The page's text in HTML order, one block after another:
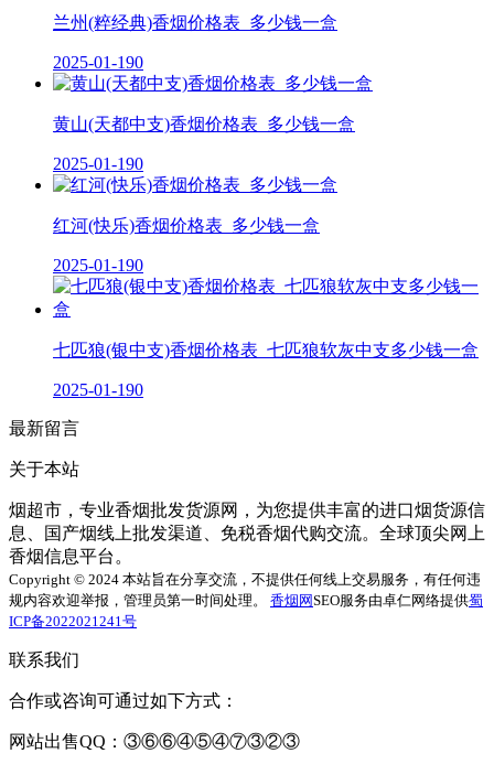
兰州(粹经典)香烟价格表_多少钱一盒
2025-01-190
黄山(天都中支)香烟价格表_多少钱一盒
2025-01-190
红河(快乐)香烟价格表_多少钱一盒
2025-01-190
七匹狼(银中支)香烟价格表_七匹狼软灰中支多少钱一盒
2025-01-190
最新留言
关于本站
烟超市，专业香烟批发货源网，为您提供丰富的进口烟货源信
息、国产烟线上批发渠道、免税香烟代购交流。全球顶尖网上
香烟信息平台。
Copyright © 2024 本站旨在分享交流，不提供任何线上交易服务，有任何违
规内容欢迎举报，管理员第一时间处理。 香烟网SEO服务由卓仁网络提供蜀
ICP备2022021241号
联系我们
合作或咨询可通过如下方式：
网站出售QQ：③⑥⑥④⑤④⑦③②③